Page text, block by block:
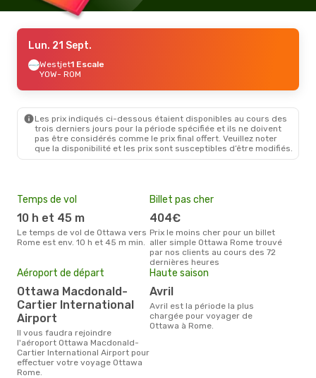
Lun. 21 Sept.
Westjet1 Escale
YOW- ROM
Les prix indiqués ci-dessous étaient disponibles au cours des
trois derniers jours pour la période spécifiée et ils ne doivent
pas être considérés comme le prix final offert. Veuillez noter
que la disponibilité et les prix sont susceptibles d’être modifiés.
Temps de vol
10 h et 45 m
Le temps de vol de Ottawa vers
Rome est env. 10 h et 45 m min.
Billet pas cher
404€
Prix le moins cher pour un billet
aller simple Ottawa Rome trouvé
par nos clients au cours des 72
dernières heures
Aéroport de départ
Ottawa Macdonald-
Cartier International
Airport
Il vous faudra rejoindre
l'aéroport Ottawa Macdonald-
Cartier International Airport pour
effectuer votre voyage Ottawa
Rome.
Haute saison
avril
avril est la période la plus
chargée pour voyager de
Ottawa à Rome.